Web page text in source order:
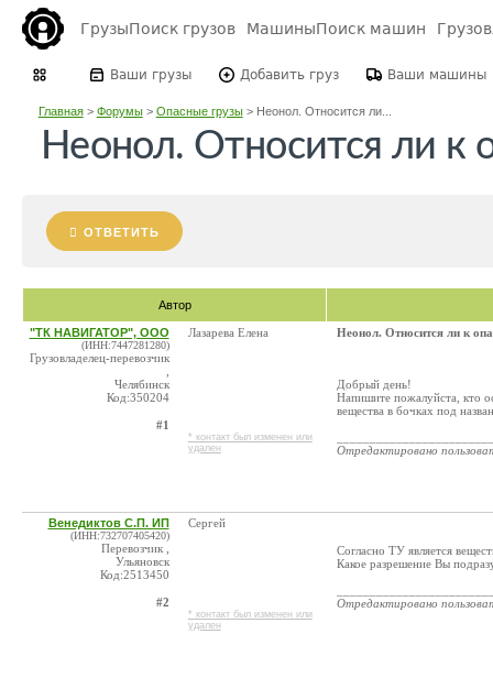
ГрузыПоиск грузов МашиныПоиск машин
Ваши грузы Добавить груз Ваши машины
Главная> Форумы> Опасные грузы> Неонол. Относится ли...
Неонол. Относится ли к
ОТВЕТИТЬ
Автор
"ТК НАВИГАТОР", ООО
(ИНН:7447281280)
Грузовладелец-перевозчик
Челябинск
Код:350204
#1
Лазарева Елена
* контакт был изменен или
удален
Неонол. Относится ли к
Добрый день!
Напишите пожалуйста, кто
вещества в бочках под
Отредактировано
Венедиктов С.П. ИП
(ИНН:732707405420)
Перевозчик ,
Ульяновск
Код:2513450
#2
Сергей
* контакт был изменен или
удален
Согласно ТУ является
Какое разрешение Вы
Отредактировано